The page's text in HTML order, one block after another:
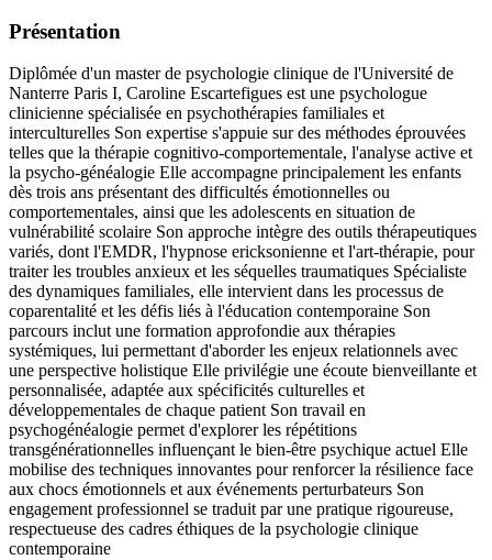
Présentation
Diplômée d'un master de psychologie clinique de l'Université de
Nanterre Paris I, Caroline Escartefigues est une psychologue
clinicienne spécialisée en psychothérapies familiales et
interculturelles Son expertise s'appuie sur des méthodes éprouvées
telles que la thérapie cognitivo-comportementale, l'analyse active et
la psycho-généalogie Elle accompagne principalement les enfants
dès trois ans présentant des difficultés émotionnelles ou
comportementales, ainsi que les adolescents en situation de
vulnérabilité scolaire Son approche intègre des outils thérapeutiques
variés, dont l'EMDR, l'hypnose ericksonienne et l'art-thérapie, pour
traiter les troubles anxieux et les séquelles traumatiques Spécialiste
des dynamiques familiales, elle intervient dans les processus de
coparentalité et les défis liés à l'éducation contemporaine Son
parcours inclut une formation approfondie aux thérapies
systémiques, lui permettant d'aborder les enjeux relationnels avec
une perspective holistique Elle privilégie une écoute bienveillante et
personnalisée, adaptée aux spécificités culturelles et
développementales de chaque patient Son travail en
psychogénéalogie permet d'explorer les répétitions
transgénérationnelles influençant le bien-être psychique actuel Elle
mobilise des techniques innovantes pour renforcer la résilience face
aux chocs émotionnels et aux événements perturbateurs Son
engagement professionnel se traduit par une pratique rigoureuse,
respectueuse des cadres éthiques de la psychologie clinique
contemporaine